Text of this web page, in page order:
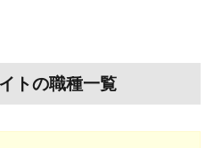
トの職種一覧